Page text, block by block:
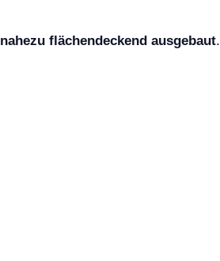
nahezu flächendeckend ausgebaut.